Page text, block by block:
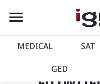
account_balance หน้าแรก
เว็บไซต์อิกไนท์
menu
MEDICAL SAT
GED